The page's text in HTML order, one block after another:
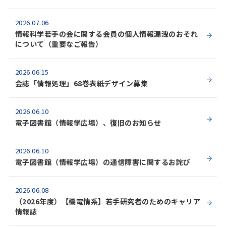
2026.07.06
情報科学若手の会に関する会員の個人情報漏洩のおそれ
について（重要なご報告）
2026.06.15
会誌「情報処理」68巻表紙デザイン募集
2026.06.10
電子図書館（情報学広場）、復旧のお知らせ
2026.06.10
電子図書館（情報学広場）の通信障害に関するお詫び
2026.06.08
（2026年度）【機電情系】若手研究者のためのキャリア
情報誌